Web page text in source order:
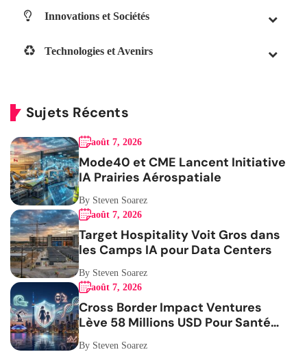
Innovations et Sociétés
Technologies et Avenirs
Sujets Récents
août 7, 2026
Mode40 et CME Lancent Initiative
IA Prairies Aérospatiale
By Steven Soarez
août 7, 2026
Target Hospitality Voit Gros dans
les Camps IA pour Data Centers
By Steven Soarez
août 7, 2026
Cross Border Impact Ventures
Lève 58 Millions USD Pour Santé
Femmes
By Steven Soarez